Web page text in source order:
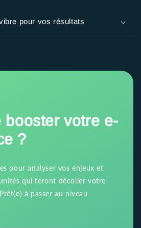
pour vos résultats
booster votre e-
?
pour analyser vos enjeux et
qui feront décoller votre
à passer au niveau